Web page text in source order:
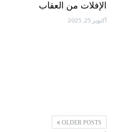
الإفلات من العقاب
أكتوبر 25, 2025
OLDER POSTS